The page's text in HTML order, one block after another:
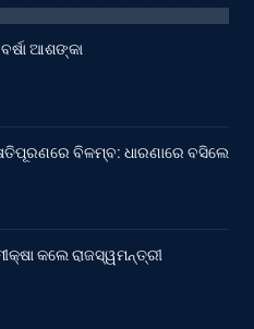
ଆଶଙ୍କା
ବିଳମ୍ବ: ଧାରଣାରେ ବସିଲେ
କଲେ ରାଜସ୍ୱମନ୍ତ୍ରୀ